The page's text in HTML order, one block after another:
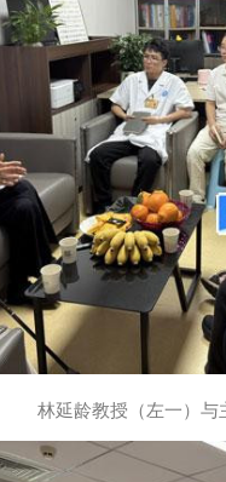
林延龄教授（左一）与